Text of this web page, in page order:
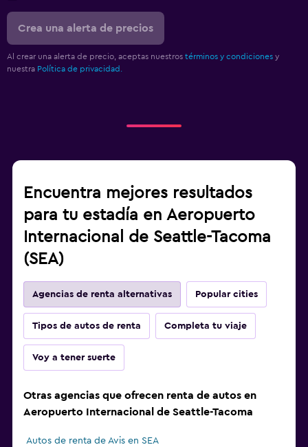
Crea una alerta de precios
Al crear una alerta de precio, aceptas nuestros términos y condiciones y
nuestra Política de privacidad.
Encuentra mejores resultados
para tu estadía en Aeropuerto
Internacional de Seattle-Tacoma
(SEA)
Agencias de renta alternativas Popular cities
Tipos de autos de renta Completa tu viaje
Voy a tener suerte
Otras agencias que ofrecen renta de autos en
Aeropuerto Internacional de Seattle-Tacoma
Autos de renta de Avis en SEA